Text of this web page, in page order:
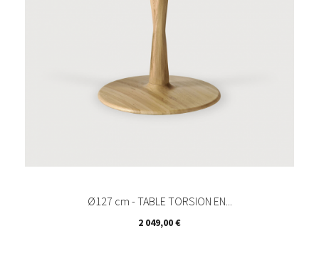
Ø127 cm - TABLE TORSION EN...
Prix
2 049,00 €